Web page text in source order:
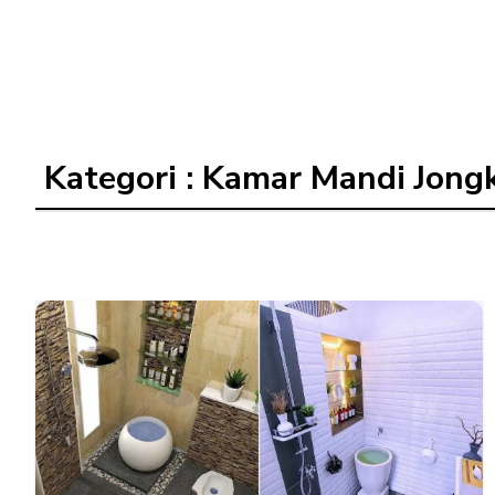
Kategori : Kamar Mandi